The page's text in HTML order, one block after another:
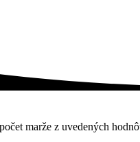
marže z uvedených